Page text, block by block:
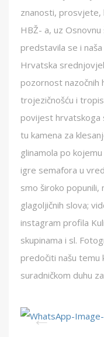
znanosti, prosvjete,
HBŽ- a, uz Osnovnu
predstavila se i
Hrvatska
pozornost nazočnih
trojezičnošću i
povijest hrvatskoga
tu kamena za
glinamola po
igre semafora u
smo široko popunili,
glagoljičnih slova;
instagram profila
skupinama i sl.
predočiti našu temu
suradničkom duhu